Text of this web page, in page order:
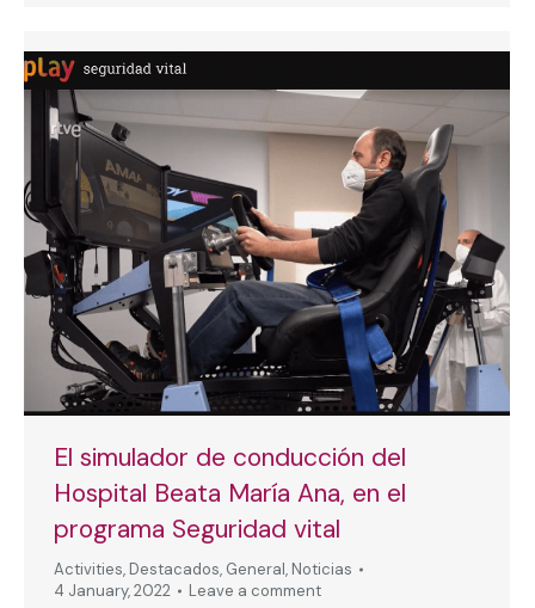
El simulador de conducción del
Hospital Beata María Ana, en el
programa Seguridad vital
Activities, Destacados, General, Noticias
4 January, 2022
Leave a comment